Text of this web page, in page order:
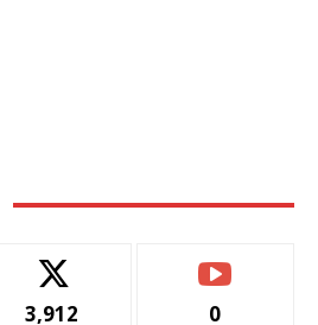
3,912 0